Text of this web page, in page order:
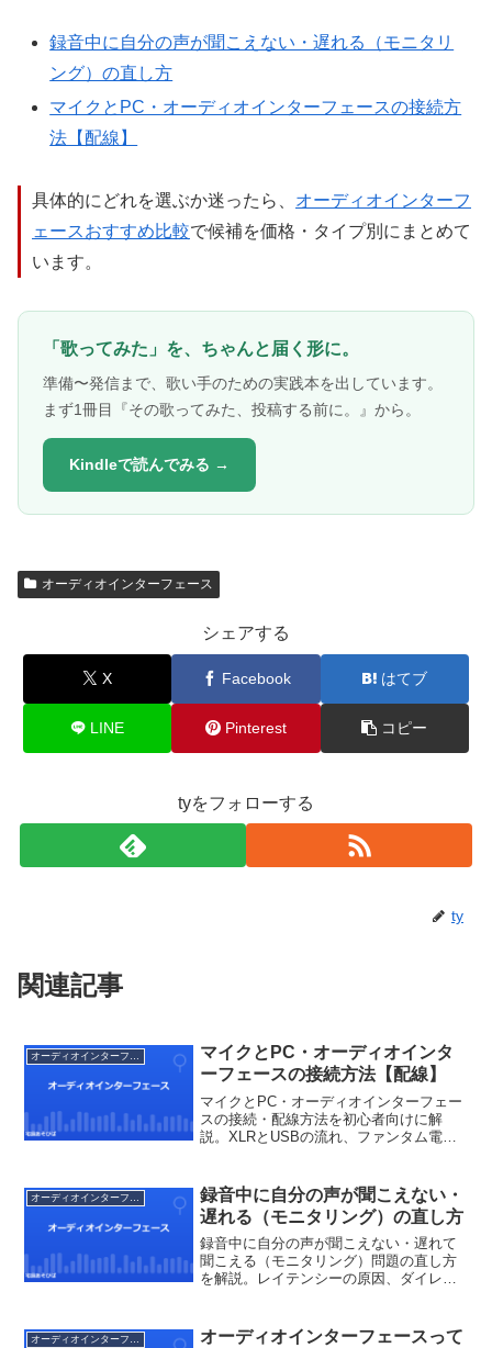
録音中に自分の声が聞こえない・遅れる（モニタリ
ング）の直し方
マイクとPC・オーディオインターフェースの接続方
法【配線】
具体的にどれを選ぶか迷ったら、 オーディオインターフ
ェースおすすめ比較で候補を価格・タイプ別にまとめて
います。
「歌ってみた」を、ちゃんと届く形に。
準備〜発信まで、歌い手のための実践本を出しています。
まず1冊目『その歌ってみた、投稿する前に。』から。
Kindleで読んでみる →
オーディオインターフェース
シェアする
X Facebook はてブ
LINE Pinterest コピー
tyをフォローする
ty
関連記事
マイクとPC・オーディオインタ
ーフェースの接続方法【配線】
マイクとPC・オーディオインターフェー
スの接続・配線方法を初心者向けに解
説。XLRとUSBの流れ、ファンタム電
録音中に自分の声が聞こえない・
遅れる（モニタリング）の直し方
録音中に自分の声が聞こえない・遅れて
聞こえる（モニタリング）問題の直し方
を解説。レイテンシーの原因、ダイレク
オーディオインターフェース
オーディオインターフェースって